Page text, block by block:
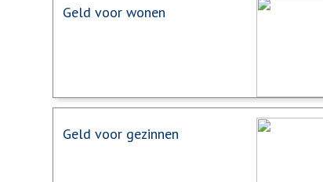
Geld voor wonen
Geld voor gezinnen